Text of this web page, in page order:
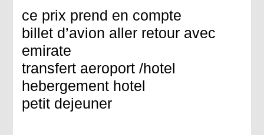
ce prix prend en compte
billet d’avion aller retour avec
emirate
transfert aeroport /hotel
hebergement hotel
petit dejeuner